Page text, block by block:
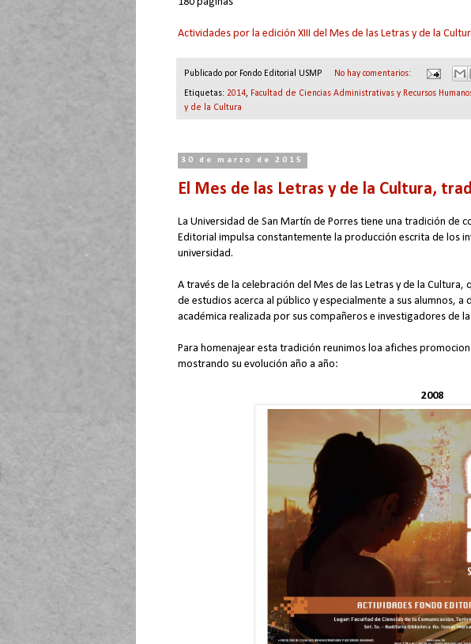
Actividades por la edición XIII del Mes de las Letras y de la
Publicado por Fondo Editorial USMP No hay comentarios:
Etiquetas: 2014, Facultad de Ciencias Administrativas y Recursos
y de la Cultura
30 de marzo de 2015
El Mes de las Letras y de la Cultura,
La Universidad de San Martín de Porres tiene una tradición de
Editorial impulsa constantemente la producción escrita de los
universidad.
A través de la celebración del Mes de las Letras y de la
de estudios acerca al público y especialmente a sus alumnos,
académica realizada por sus compañeros e investigadores de la
Para homenajear esta tradición reunimos loa afiches
mostrando su evolución año a año:
2008